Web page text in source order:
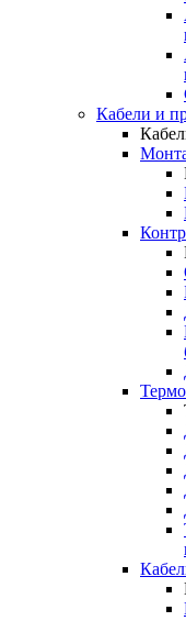
Кабели и